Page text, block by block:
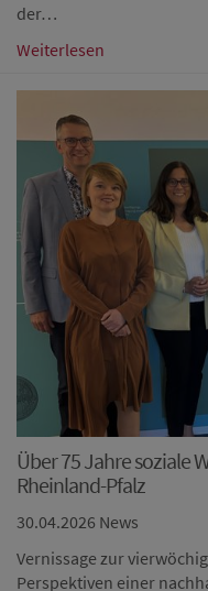
der…
Weiterlesen
Über 75 Jahre soziale
Rheinland-Pfalz
30.04.2026 News
Vernissage zur
Perspektiven einer